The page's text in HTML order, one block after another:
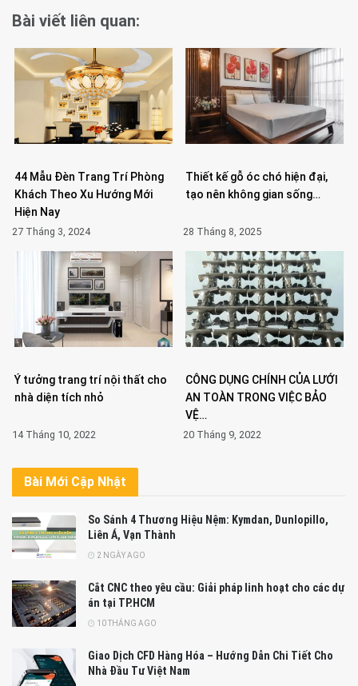
Bài viết liên quan:
44 Mẫu Đèn Trang Trí Phòng
Khách Theo Xu Hướng Mới
Hiện Nay
27 Tháng 3, 2024
Thiết kế gỗ óc chó hiện đại,
tạo nên không gian sống…
28 Tháng 8, 2025
Ý tưởng trang trí nội thất cho
nhà diện tích nhỏ
14 Tháng 10, 2022
CÔNG DỤNG CHÍNH CỦA LƯỚI
AN TOÀN TRONG VIỆC BẢO
VỆ…
20 Tháng 9, 2022
Bài Mới Cập Nhật
So Sánh 4 Thương Hiệu Nệm: Kymdan, Dunlopillo,
Liên Á, Vạn Thành
2 NGÀY AGO
Cắt CNC theo yêu cầu: Giải pháp linh hoạt cho các dự
án tại TP.HCM
10 THÁNG AGO
Giao Dịch CFD Hàng Hóa – Hướng Dẫn Chi Tiết Cho
Nhà Đầu Tư Việt Nam